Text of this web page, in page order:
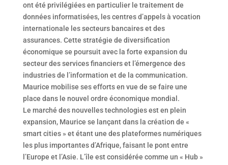
ont été privilégiées en particulier le traitement de
données informatisées, les centres d’appels à vocation
internationale les secteurs bancaires et des
assurances. Cette stratégie de diversification
économique se poursuit avec la forte expansion du
secteur des services financiers et l’émergence des
industries de l’information et de la communication.
Maurice mobilise ses efforts en vue de se faire une
place dans le nouvel ordre économique mondial.
Le marché des nouvelles technologies est en plein
expansion, Maurice se lançant dans la création de «
smart cities » et étant une des plateformes numériques
les plus importantes d’Afrique, faisant le pont entre
l’Europe et l’Asie. L’île est considérée comme un « Hub »